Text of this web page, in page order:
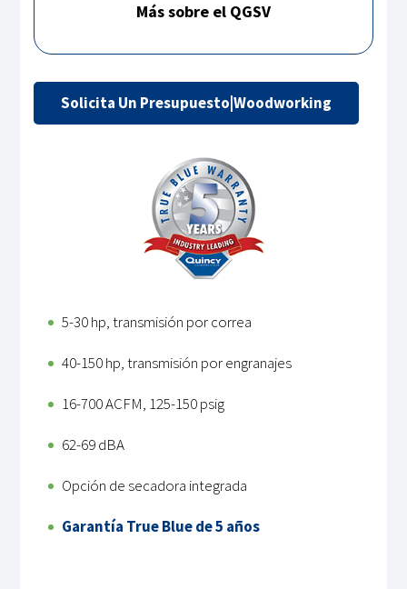
Más sobre el QGSV
Solicita Un Presupuesto|Woodworking
5-30 hp, transmisión por correa
40-150 hp, transmisión por engranajes
16-700 ACFM, 125-150 psig
62-69 dBA
Opción de secadora integrada
Garantía True Blue de 5 años